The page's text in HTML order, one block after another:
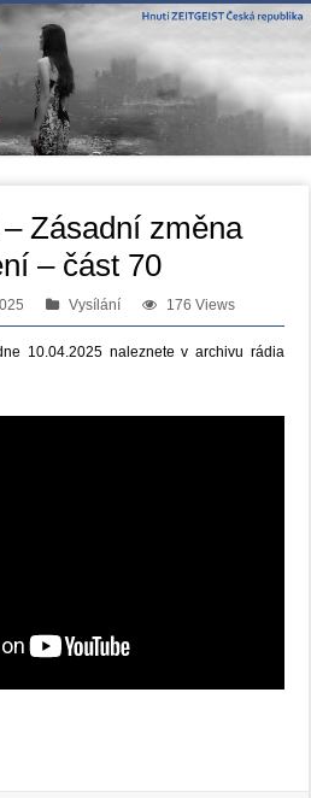
Zásadní změna
– část 70
Vysílání 176 Views
10.04.2025 naleznete v archivu rádia